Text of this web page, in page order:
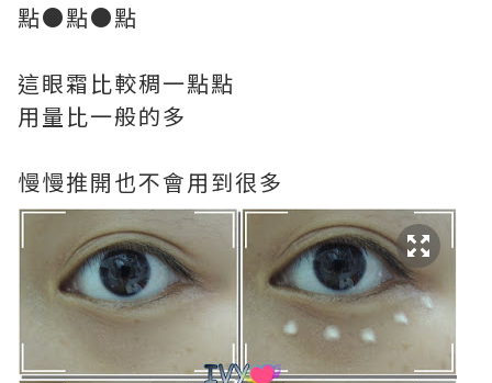
點●點●點
這眼霜比較稠一點點
用量比一般的多
慢慢推開也不會用到很多